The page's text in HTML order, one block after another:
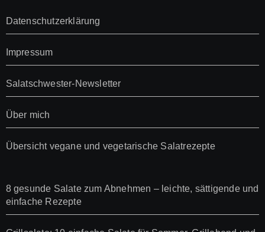
Datenschutzerklärung
Impressum
Salatschwester-Newsletter
Über mich
Übersicht vegane und vegetarische Salatrezepte
8 gesunde Salate zum Abnehmen – leichte, sättigende und
einfache Rezepte